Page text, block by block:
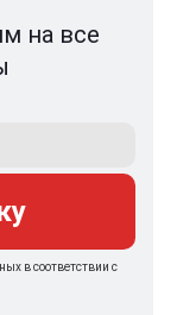
на все
в соответствии с